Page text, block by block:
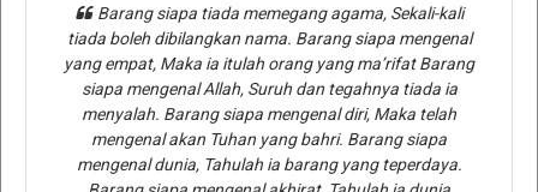
Barang siapa tiada memegang agama, Sekali-kali
tiada boleh dibilangkan nama. Barang siapa mengenal
yang empat, Maka ia itulah orang yang ma’rifat Barang
siapa mengenal Allah, Suruh dan tegahnya tiada ia
menyalah. Barang siapa mengenal diri, Maka telah
mengenal akan Tuhan yang bahri. Barang siapa
mengenal dunia, Tahulah ia barang yang teperdaya.